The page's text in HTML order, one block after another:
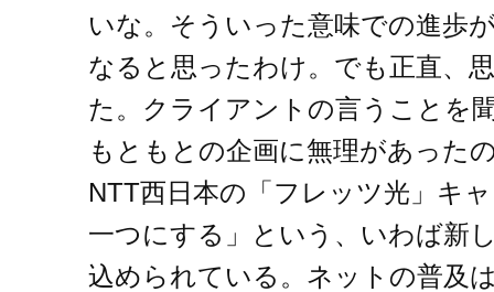
いな。そういった意味での進歩
なると思ったわけ。でも正直、
た。クライアントの言うことを
もともとの企画に無理があった
NTT西日本の「フレッツ光」キ
一つにする」という、いわば新
込められている。ネットの普及